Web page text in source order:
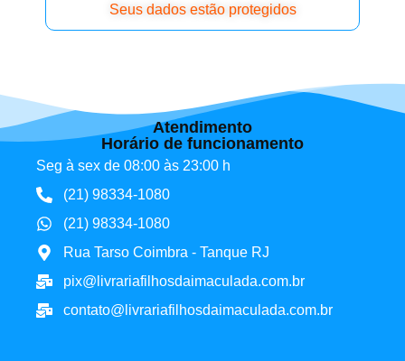
Seus dados estão protegidos
Atendimento
Horário de funcionamento
Seg à sex de 08:00 às 23:00 h
(21) 98334-1080
(21) 98334-1080
Rua Tarso Coimbra - Tanque RJ
pix@livrariafilhosdaimaculada.com.br
contato@livrariafilhosdaimaculada.com.br